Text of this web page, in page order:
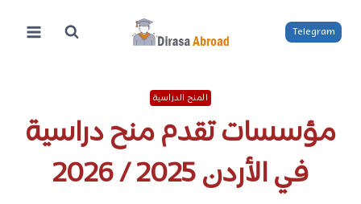
المحتوى
Telegram
المنح الدراسية
مؤسسات تقدم منح دراسية
في الأردن 2025 / 2026